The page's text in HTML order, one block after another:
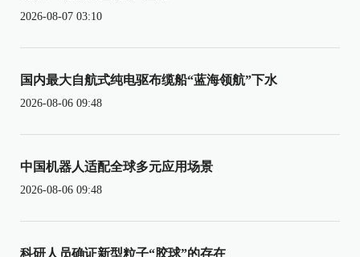
2026-08-07 03:10
国内最大自航式纯电驱布缆船“蓝海领航”下水
2026-08-06 09:48
中国机器人适配全球多元应用场景
2026-08-06 09:48
科研人员确证新型粒子“胶球”的存在